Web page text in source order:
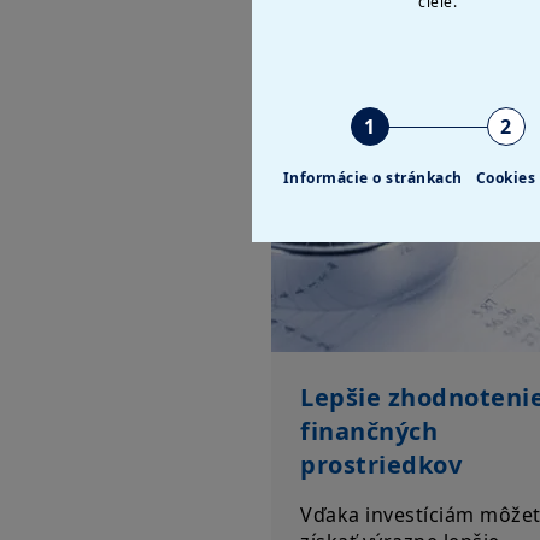
1
Informácie o stránkach
2
Cookies
Lepšie
finančných
prostriedkov
Vďaka investíciám